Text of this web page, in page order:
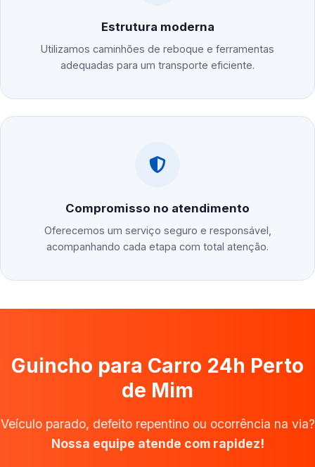
Estrutura moderna
Utilizamos caminhões de reboque e ferramentas
adequadas para um transporte eficiente.
Compromisso no atendimento
Oferecemos um serviço seguro e responsável,
acompanhando cada etapa com total atenção.
Guincho para Carro 24h Perto
de Mim
Veículo parado, defeito repentino ou ocorrência na via?
Nossa equipe atende com rapidez!